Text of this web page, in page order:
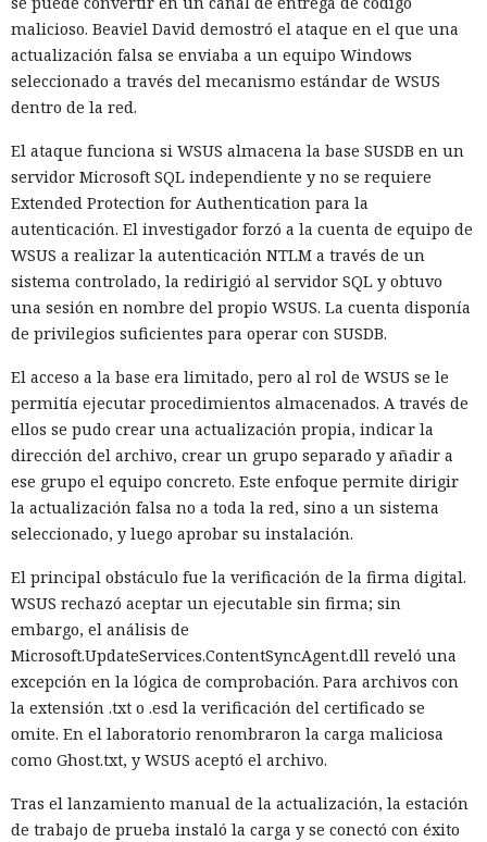
malicioso. Beaviel David demostró el ataque en el que una
actualización falsa se enviaba a un equipo Windows
seleccionado a través del mecanismo estándar de WSUS
dentro de la red.
El ataque funciona si WSUS almacena la base SUSDB en un
servidor Microsoft SQL independiente y no se requiere
Extended Protection for Authentication para la
autenticación. El investigador forzó a la cuenta de equipo de
WSUS a realizar la autenticación NTLM a través de un
sistema controlado, la redirigió al servidor SQL y obtuvo
una sesión en nombre del propio WSUS. La cuenta disponía
de privilegios suficientes para operar con SUSDB.
El acceso a la base era limitado, pero al rol de WSUS se le
permitía ejecutar procedimientos almacenados. A través de
ellos se pudo crear una actualización propia, indicar la
dirección del archivo, crear un grupo separado y añadir a
ese grupo el equipo concreto. Este enfoque permite dirigir
la actualización falsa no a toda la red, sino a un sistema
seleccionado, y luego aprobar su instalación.
El principal obstáculo fue la verificación de la firma digital.
WSUS rechazó aceptar un ejecutable sin firma; sin
embargo, el análisis de
Microsoft.UpdateServices.ContentSyncAgent.dll reveló una
excepción en la lógica de comprobación. Para archivos con
la extensión .txt o .esd la verificación del certificado se
omite. En el laboratorio renombraron la carga maliciosa
como Ghost.txt, y WSUS aceptó el archivo.
Tras el lanzamiento manual de la actualización, la estación
de trabajo de prueba instaló la carga y se conectó con éxito